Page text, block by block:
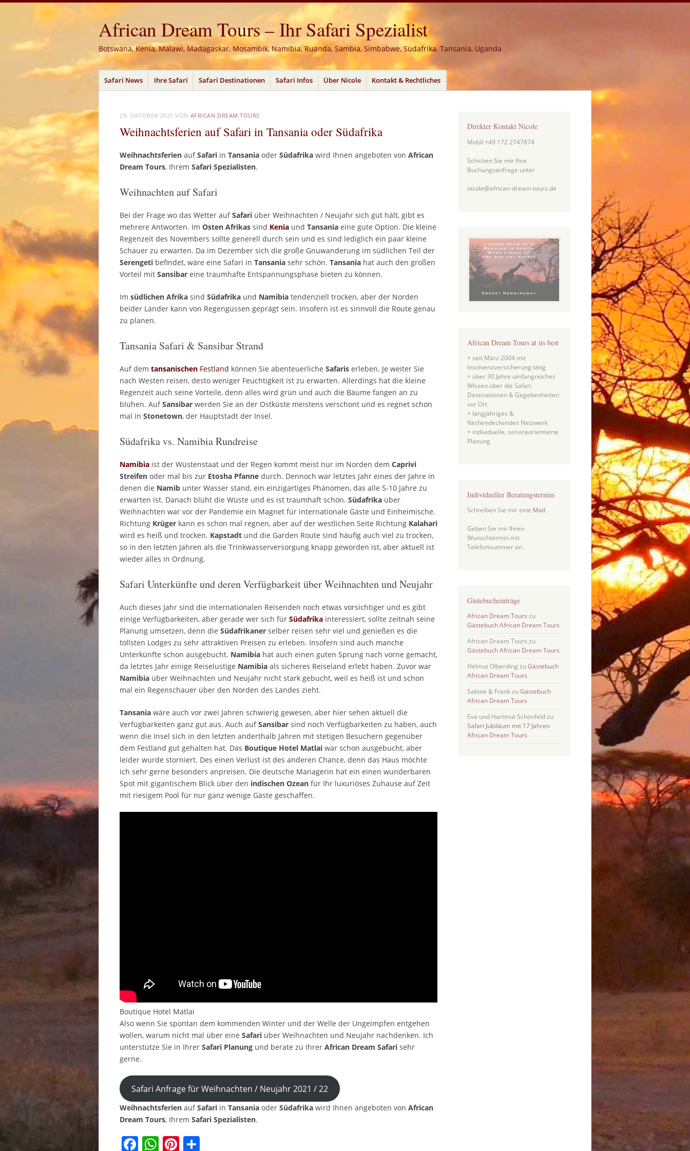
African Dream Tours – Ihr Safari Spezialist
Botswana, Kenia, Malawi, Madagaskar, Mosambik, Namibia, Ruanda, Sambia, Simbabwe, Südafrika, Tansania, Uganda
Menü
Zum
Inhalt
Safari News Ihre Safari Safari Destinationen Safari Infos Über Nicole Kontakt & Rechtliches
29. OKTOBER 2021 VON AFRICAN DREAM TOURS
Weihnachtsferien auf Safari in Tansania oder Südafrika
Weihnachtsferien aufSafari in Tansania oder Südafrika wird Ihnen angeboten von African
Dream Tours, Ihrem Safari Spezialisten.
Weihnachten auf Safari
Bei der Frage wo das Wetter aufSafari über Weihnachten / Neujahr sich gut hält, gibt es
mehrere Antworten. Im Osten Afrikas sind Kenia und Tansania eine gute Option. Die kleine
Regenzeit des Novembers sollte generell durch sein und es sind lediglich ein paar kleine
Schauer zu erwarten. Da im Dezember sich die große Gnuwanderung im südlichen Teil der
Serengeti befindet, wäre eine Safari in Tansania sehr schön. Tansania hat auch den großen
Vorteil mit Sansibar eine traumhafte Entspannungsphase bieten zu können.
Im südlichen Afrika sind Südafrika und Namibia tendenziell trocken, aber der Norden
beider Länder kann von Regengüssen geprägt sein. Insofern ist es sinnvoll die Route genau
zu planen.
Tansania Safari & Sansibar Strand
Auf dem tansanischen Festland können Sie abenteuerliche Safaris erleben. Je weiter Sie
nach Westen reisen, desto weniger Feuchtigkeit ist zu erwarten. Allerdings hat die kleine
Regenzeit auch seine Vorteile, denn alles wird grün und auch die Bäume fangen an zu
blühen. AufSansibar werden Sie an der Ostküste meistens verschont und es regnet schon
mal in Stonetown, der Hauptstadt der Insel.
Südafrika vs. Namibia Rundreise
Namibia ist der Wüstenstaat und der Regen kommt meist nur im Norden dem Caprivi
Streifen oder mal bis zur Etosha Pfanne durch. Dennoch war letztes Jahr eines der Jahre in
denen die Namib unter Wasser stand, ein einzigartiges Phänomen, das alle 5-10 Jahre zu
erwarten ist. Danach blüht die Wüste und es ist traumhaft schön. Südafrika über
Weihnachten war vor der Pandemie ein Magnet für internationale Gäste und Einheimische.
Richtung Krüger kann es schon mal regnen, aber auf der westlichen Seite Richtung Kalahari
wird es heiß und trocken. Kapstadt und die Garden Route sind häufig auch viel zu trocken,
so in den letzten Jahren als die Trinkwasserversorgung knapp geworden ist, aber aktuell ist
wieder alles in Ordnung.
Safari Unterkünfte und deren Verfügbarkeit über Weihnachten und Neujahr
Auch dieses Jahr sind die internationalen Reisenden noch etwas vorsichtiger und es gibt
einige Verfügbarkeiten, aber gerade wer sich für Südafrika interessiert, sollte zeitnah seine
Planung umsetzen, denn die Südafrikaner selber reisen sehr viel und genießen es die
tollsten Lodges zu sehr attraktiven Preisen zu erleben. Insofern sind auch manche
Unterkünfte schon ausgebucht. Namibia hat auch einen guten Sprung nach vorne gemacht,
da letztes Jahr einige Reiselustige Namibia als sicheres Reiseland erlebt haben. Zuvor war
Namibia über Weihnachten und Neujahr nicht stark gebucht, weil es heiß ist und schon
mal ein Regenschauer über den Norden des Landes zieht.
Tansania wäre auch vor zwei Jahren schwierig gewesen, aber hier sehen aktuell die
Verfügbarkeiten ganz gut aus. Auch aufSansibar sind noch Verfügbarkeiten zu haben, auch
wenn die Insel sich in den letzten anderthalb Jahren mit stetigen Besuchern gegenüber
dem Festland gut gehalten hat. Das Boutique Hotel Matlai war schon ausgebucht, aber
leider wurde storniert. Des einen Verlust ist des anderen Chance, denn das Haus möchte
ich sehr gerne besonders anpreisen. Die deutsche Managerin hat ein einen wunderbaren
Spot mit gigantischem Blick über den indischen Ozean für Ihr luxuriöses Zuhause auf Zeit
mit riesigem Pool für nur ganz wenige Gäste geschaffen.
Boutique Hotel Matlai
Also wenn Sie spontan dem kommenden Winter und der Welle der Ungeimpfen entgehen
wollen, warum nicht mal über eine Safari über Weihnachten und Neujahr nachdenken. Ich
unterstütze Sie in Ihrer Safari Planung und berate zu Ihrer African Dream Safari sehr
gerne.
Safari Anfrage für Weihnachten / Neujahr 2021 / 22
Weihnachtsferien aufSafari in Tansania oder Südafrika wird Ihnen angeboten von African
Dream Tours, Ihrem Safari Spezialisten.
Facebook
WhatsApp
Pinterest
Direkter Kontakt Nicole
Mobil +49 172 2747874
Schicken Sie mir Ihre
Buchungsanfrage unter
nicole@african-dream-tours.de
African Dream Tours at its best
+ seit März 2004 mit
Insolvenzversicherung tätig
+ über 30 Jahre umfangreiches
Wissen über die Safari
Destinationen & Gegebenheiten
vor Ort
+ langjähriges &
flächendeckendes Netzwerk
+ individuelle, serviceorientierte
Planung
Individueller Beratungstermin
Schreiben Sie mir eine Mail.
Geben Sie mir Ihren
Wunschtermin mit
Telefonnummer an.
Gästebucheinträge
African Dream Tours zu
Gästebuch African Dream Tours
African Dream Tours zu
Gästebuch African Dream Tours
Helmut Olberding zuGästebuch
African Dream Tours
Sabine & FrankzuGästebuch
African Dream Tours
Eva und Hartmut Schönfeldzu
Safari Jubiläum mit 17 Jahren
African Dream Tours